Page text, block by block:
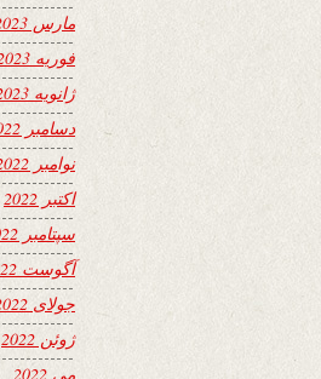
مارس 2023
فوریه 2023
ژانویه 2023
دسامبر 2022
نوامبر 2022
اکتبر 2022
سپتامبر 2022
آگوست 2022
جولای 2022
ژوئن 2022
می 2022